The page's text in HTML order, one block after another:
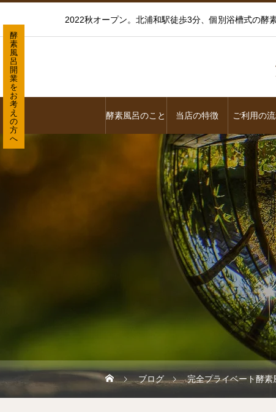
2022秋オープン。北浦和駅徒歩3分、個別浴槽式の酵
酵素風呂のこと 当店の特徴 ご利用の
ブログ 完全プライベート酵素
酵
素
風
呂
開
業
を
お
考
え
の
方
へ